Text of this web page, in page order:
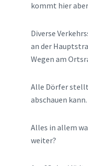
kommt hier
Diverse
an der
Wegen am
Alle Dörfer
abschauen kann.
Alles in allem
weiter?